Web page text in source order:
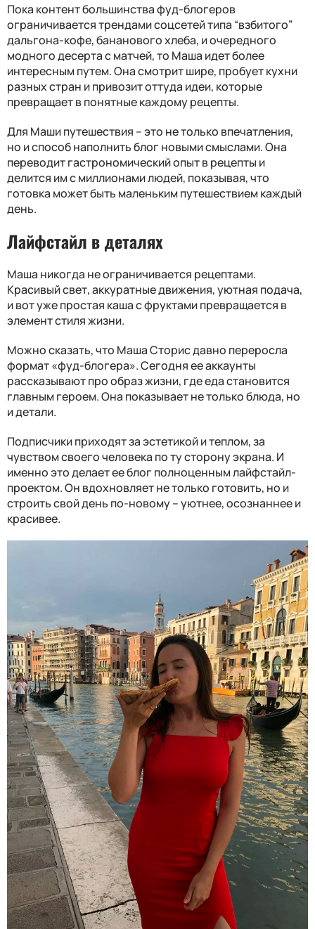
Пока контент большинства фуд-блогеров
ограничивается трендами соцсетей типа “взбитого”
дальгона-кофе, бананового хлеба, и очередного
модного десерта с матчей, то Маша идет более
интересным путем. Она смотрит шире, пробует кухни
разных стран и привозит оттуда идеи, которые
превращает в понятные каждому рецепты.
Для Маши путешествия – это не только впечатления,
но и способ наполнить блог новыми смыслами. Она
переводит гастрономический опыт в рецепты и
делится им с миллионами людей, показывая, что
готовка может быть маленьким путешествием каждый
день.
Лайфстайл в деталях
Маша никогда не ограничивается рецептами.
Красивый свет, аккуратные движения, уютная подача,
и вот уже простая каша с фруктами превращается в
элемент стиля жизни.
Можно сказать, что Маша Сторис давно переросла
формат «фуд-блогера». Сегодня ее аккаунты
рассказывают про образ жизни, где еда становится
главным героем. Она показывает не только блюда, но
и детали.
Подписчики приходят за эстетикой и теплом, за
чувством своего человека по ту сторону экрана. И
именно это делает ее блог полноценным лайфстайл-
проектом. Он вдохновляет не только готовить, но и
строить свой день по-новому – уютнее, осознаннее и
красивее.